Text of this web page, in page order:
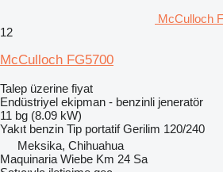
McCulloch
12
McCulloch FG5700
Talep üzerine fiyat
Endüstriyel ekipman - benzinli jeneratör
11 bg (8.09 kW)
Yakıt benzin Tip portatif Gerilim 120/240
Meksika, Chihuahua
Maquinaria Wiebe Km 24 Sa